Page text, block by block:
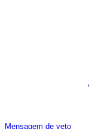
Mensagem de veto